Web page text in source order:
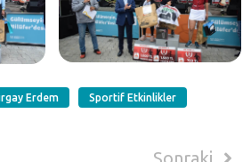
Erdem Sportif Etkinlikler